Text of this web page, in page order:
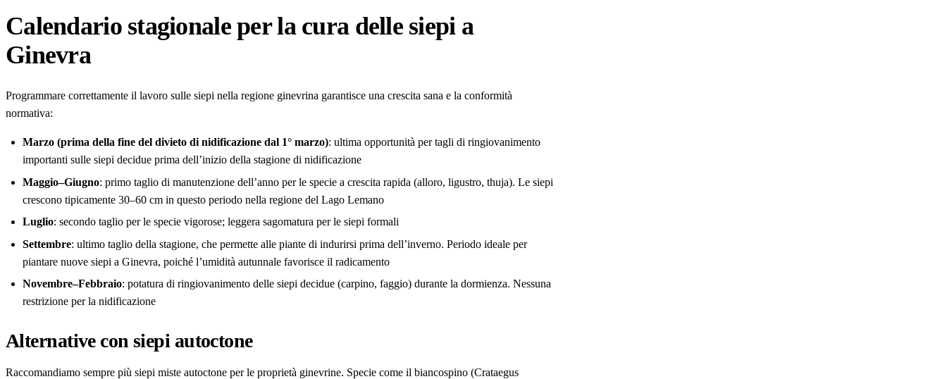
Calendario stagionale per la cura delle siepi a
Ginevra
Programmare correttamente il lavoro sulle siepi nella regione ginevrina garantisce una crescita sana e la conformità
normativa:
Marzo (prima della fine del divieto di nidificazione dal 1° marzo): ultima opportunità per tagli di ringiovanimento
importanti sulle siepi decidue prima dell’inizio della stagione di nidificazione
Maggio–Giugno: primo taglio di manutenzione dell’anno per le specie a crescita rapida (alloro, ligustro, thuja). Le siepi
crescono tipicamente 30–60 cm in questo periodo nella regione del Lago Lemano
Luglio: secondo taglio per le specie vigorose; leggera sagomatura per le siepi formali
Settembre: ultimo taglio della stagione, che permette alle piante di indurirsi prima dell’inverno. Periodo ideale per
piantare nuove siepi a Ginevra, poiché l’umidità autunnale favorisce il radicamento
Novembre–Febbraio: potatura di ringiovanimento delle siepi decidue (carpino, faggio) durante la dormienza. Nessuna
restrizione per la nidificazione
Alternative con siepi autoctone
Raccomandiamo sempre più siepi miste autoctone per le proprietà ginevrine. Specie come il biancospino (Crataegus